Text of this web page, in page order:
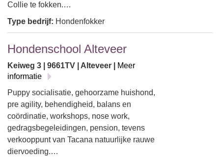
Collie te fokken.…
Type bedrijf: Hondenfokker
Hondenschool Alteveer
Keiweg 3 | 9661TV | Alteveer |
Meer
informatie
Puppy socialisatie, gehoorzame huishond,
pre agility, behendigheid, balans en
coördinatie, workshops, nose work,
gedragsbegeleidingen, pension, tevens
verkooppunt van Tacana natuurlijke rauwe
diervoeding.…